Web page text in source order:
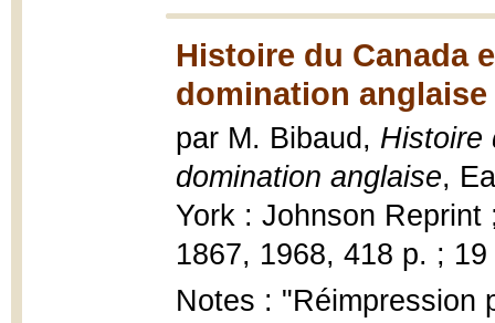
Histoire du Canada
domination anglaise
par M. Bibaud, Histoire
domination anglaise,
York : Johnson
1867, 1968, 418 p. ; 19
Notes : "Réimpression